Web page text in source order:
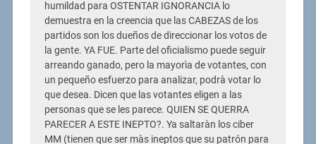
humildad para OSTENTAR IGNORANCIA lo
demuestra en la creencia que las CABEZAS de los
partidos son los dueños de direccionar los votos de
la gente. YA FUE. Parte del oficialismo puede seguir
arreando ganado, pero la mayorìa de votantes, con
un pequeño esfuerzo para analizar, podrà votar lo
que desea. Dicen que las votantes eligen a las
personas que se les parece. QUIEN SE QUERRA
PARECER A ESTE INEPTO?. Ya saltaràn los ciber
MM (tienen que ser màs ineptos que su patrón para